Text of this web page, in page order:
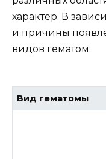
характер. В
и причины
видов гематом:
Вид гематомы